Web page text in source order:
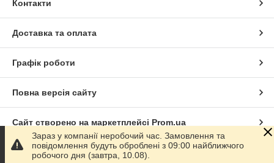
Контакти
Доставка та оплата
Графік роботи
Повна версія сайту
Сайт створено на маркетплейсі Prom.ua
Політика конфіденційності
Зараз у компанії неробочий час. Замовлення та
повідомлення будуть оброблені з 09:00 найближчого
робочого дня (завтра, 10.08).